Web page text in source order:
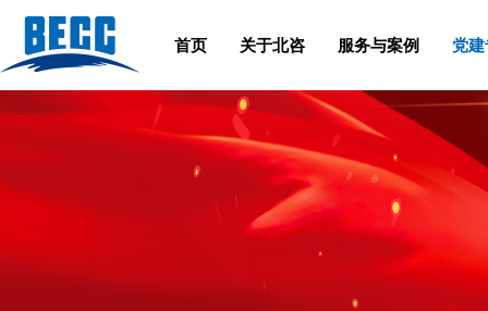
首页 关于北咨 服务与案例 党